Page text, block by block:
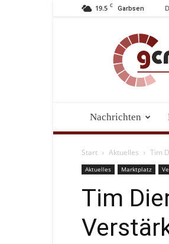
19.5 C Garbsen
Nachrichten
Start Aktuelles Tim
Aktuelles Marktplatz
Tim